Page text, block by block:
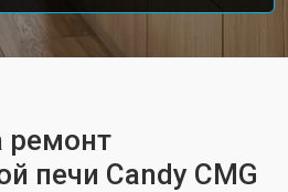
ремонт
печи Candy CMG